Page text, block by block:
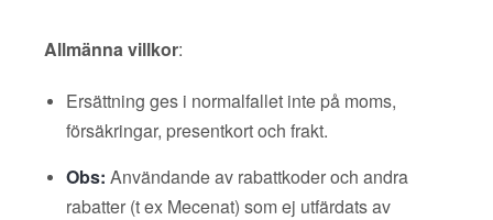
Allmänna villkor:
Ersättning ges i normalfallet inte på moms,
försäkringar, presentkort och frakt.
Obs: Användande av rabattkoder och andra
rabatter (t ex Mecenat) som ej utfärdats av